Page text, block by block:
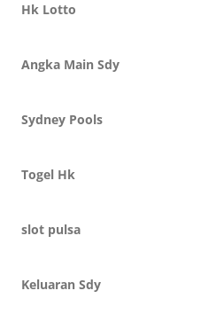
Hk Lotto
Angka Main Sdy
Sydney Pools
Togel Hk
slot pulsa
Keluaran Sdy